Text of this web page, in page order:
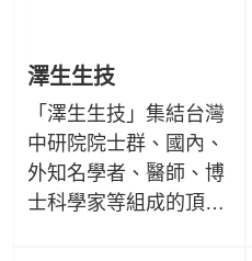
澤生生技
「澤生生技」集結台灣
中研院院士群、國內、
外知名學者、醫師、博
士科學家等組成的頂尖